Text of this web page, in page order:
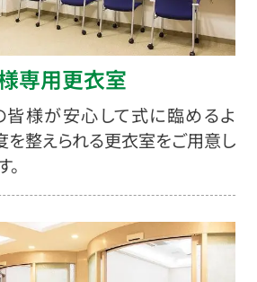
専用更衣室
様が安心して式に臨めるよ
を整えられる更衣室をご用意し